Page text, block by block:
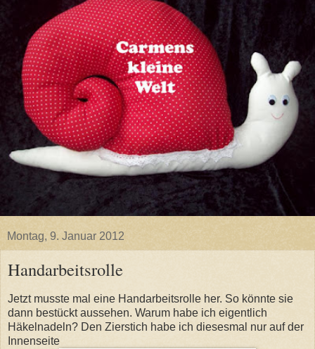
Montag, 9. Januar 2012
Handarbeitsrolle
Jetzt musste mal eine Handarbeitsrolle her. So könnte sie
dann bestückt aussehen. Warum habe ich eigentlich
Häkelnadeln? Den Zierstich habe ich diesesmal nur auf der
Innenseite